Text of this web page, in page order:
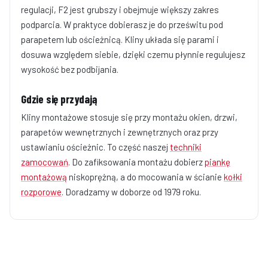
regulacji, F2 jest grubszy i obejmuje większy zakres
podparcia. W praktyce dobierasz je do prześwitu pod
parapetem lub ościeżnicą. Kliny układa się parami i
dosuwa względem siebie, dzięki czemu płynnie regulujesz
wysokość bez podbijania.
Gdzie się przydają
Kliny montażowe stosuje się przy montażu okien, drzwi,
parapetów wewnętrznych i zewnętrznych oraz przy
ustawianiu ościeżnic. To część naszej techniki
zamocowań. Do zafiksowania montażu dobierzpiankę
montażową niskoprężną, a do mocowania w ścianie kołki
rozporowe. Doradzamy w doborze od 1979 roku.